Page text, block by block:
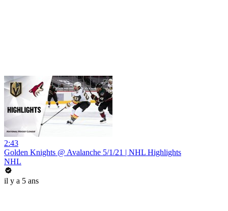
2:43
Golden Knights @ Avalanche 5/1/21 | NHL Highlights
NHL
il y a 5 ans